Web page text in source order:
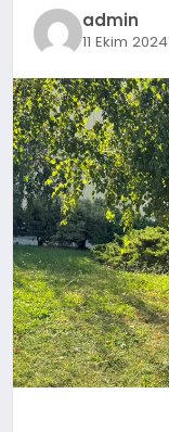
admin
11 Ekim 2024